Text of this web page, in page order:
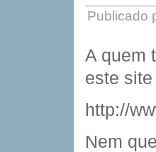
Publicado
A quem
este site
http://
Nem